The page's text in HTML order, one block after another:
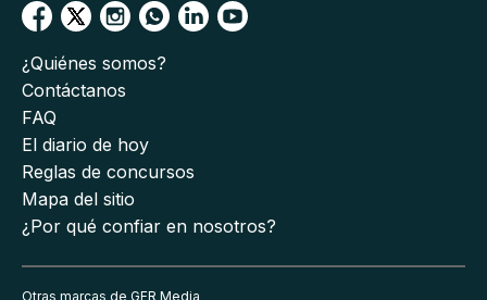
¿Quiénes somos?
Contáctanos
FAQ
El diario de hoy
Reglas de concursos
Mapa del sitio
¿Por qué confiar en nosotros?
Otras marcas de GFR Media